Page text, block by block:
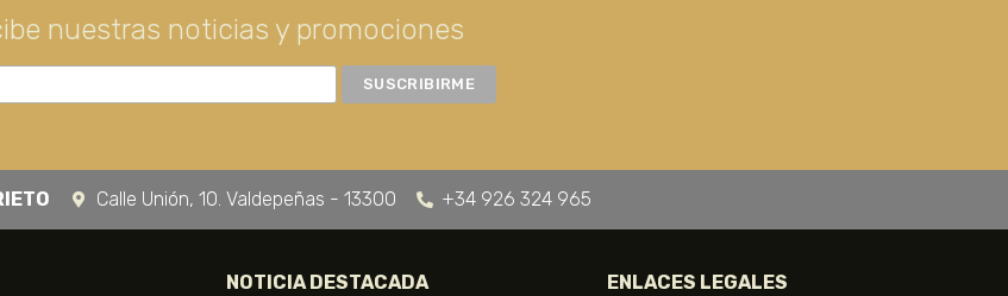
nuestras noticias y promociones
Calle Unión, 10. Valdepeñas - 13300 +34 926 324 965
NOTICIA DESTACADA ENLACES LEGALES